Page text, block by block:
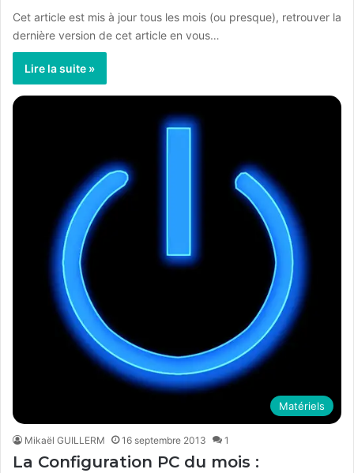
Cet article est mis à jour tous les mois (ou presque), retrouver la
dernière version de cet article en vous…
Lire la suite »
Matériels
Mikaël GUILLERM 16 septembre 2013 1
La Configuration PC du mois :